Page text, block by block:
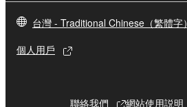
台灣 - Traditional Chinese（繁體字）
個人用戶
聯絡我們 網站使用説明